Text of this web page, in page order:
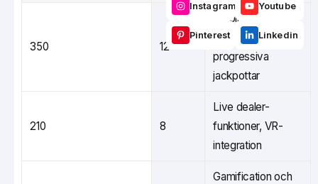
350 12
Mobiloptimerade
kasinospel,
progressiva
jackpottar
210 8
Live dealer-
funktioner, VR-
integration
Gamification och
Instagram Youtube
Pinterest Linkedin